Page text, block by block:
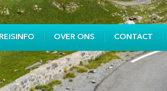
REISINFO OVER ONS CONTACT